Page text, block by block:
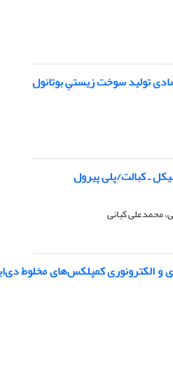
تولید سوخت زیستیِ بوتانول
ـ کبالت/پلی پیرول
محمدعلی کیانی